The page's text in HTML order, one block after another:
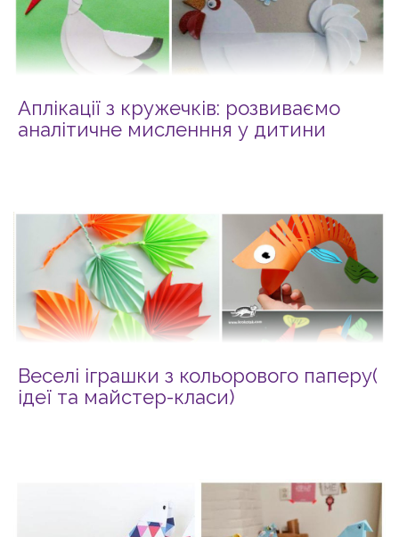
Аплікації з кружечків: розвиваємо
аналітичне мисленння у дитини
Веселі іграшки з кольорового паперу(
ідеї та майстер-класи)